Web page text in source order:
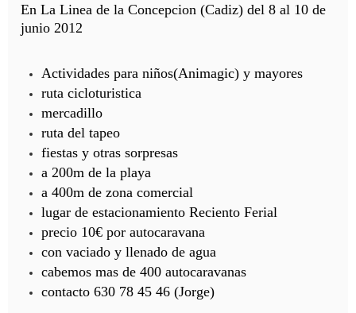
En La Linea de la Concepcion (Cadiz) del 8 al 10 de
junio 2012
Actividades para niños(Animagic) y mayores
ruta cicloturistica
mercadillo
ruta del tapeo
fiestas y otras sorpresas
a 200m de la playa
a 400m de zona comercial
lugar de estacionamiento Reciento Ferial
precio 10€ por autocaravana
con vaciado y llenado de agua
cabemos mas de 400 autocaravanas
contacto 630 78 45 46 (Jorge)